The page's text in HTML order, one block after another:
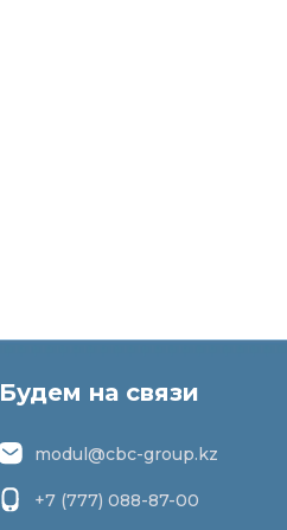
Будем на связи
modul@cbc-group.kz
+7 (777) 088-87-00